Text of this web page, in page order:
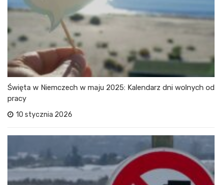
Święta w Niemczech w maju 2025: Kalendarz dni wolnych od
pracy
10 stycznia 2026